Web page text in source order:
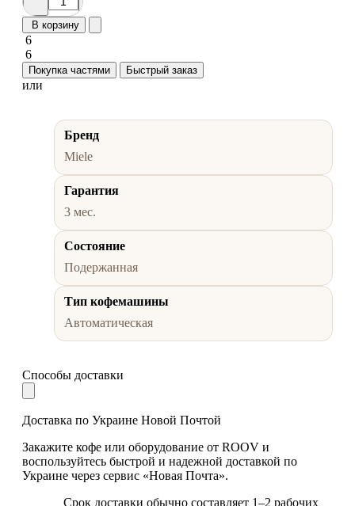
В корзину
6
6
Покупка частями Быстрый заказ
или
Бренд
Miele
Гарантия
3 мес.
Состояние
Подержанная
Тип кофемашины
Автоматическая
Способы доставки
Доставка по Украине Новой Почтой
Закажите кофе или оборудование от ROOV и
воспользуйтесь быстрой и надежной доставкой по
Украине через сервис «Новая Почта».
Срок доставки обычно составляет 1–2 рабочих